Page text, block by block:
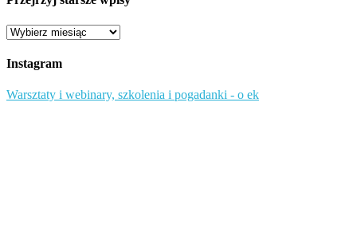
Przejrzyj
wpisy
Instagram
Warsztaty i webinary, szkolenia i pogadanki - o ek